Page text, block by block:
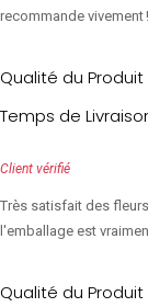
recommande vivement !
Qualité du Produit
Temps de
Client vérifié
Très satisfait des
l'emballage est
Qualité du Produit